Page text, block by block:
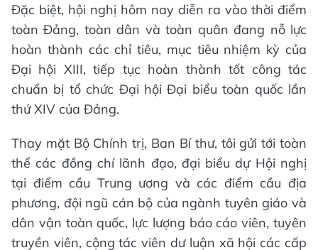
Đặc biệt, hội nghị hôm nay diễn ra vào thời điểm
toàn Đảng, toàn dân và toàn quân đang nỗ lực
hoàn thành các chỉ tiêu, mục tiêu nhiệm kỳ của
Đại hội XIII, tiếp tục hoàn thành tốt công tác
chuẩn bị tổ chức Đại hội Đại biểu toàn quốc lần
thứ XIV của Đảng.
Thay mặt Bộ Chính trị, Ban Bí thư, tôi gửi tới toàn
thể các đồng chí lãnh đạo, đại biểu dự Hội nghị
tại điểm cầu Trung ương và các điểm cầu địa
phương, đội ngũ cán bộ của ngành tuyên giáo và
dân vận toàn quốc, lực lượng báo cáo viên, tuyên
truyền viên, cộng tác viên dư luận xã hội các cấp